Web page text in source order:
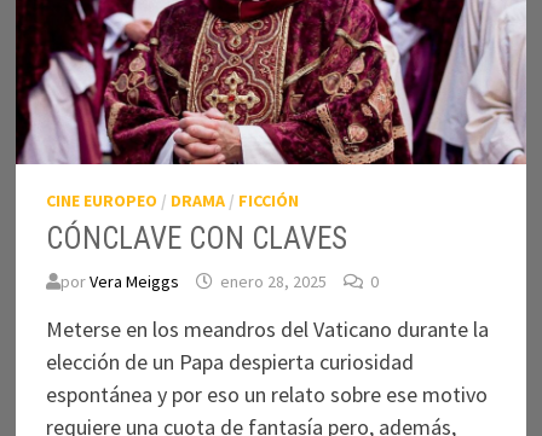
CINE EUROPEO / DRAMA/ FICCIÓN
CÓNCLAVE CON CLAVES
porVera Meiggs enero 28, 2025 0
Meterse en los meandros del Vaticano durante la
elección de un Papa despierta curiosidad
espontánea y por eso un relato sobre ese motivo
requiere una cuota de fantasía pero, además,